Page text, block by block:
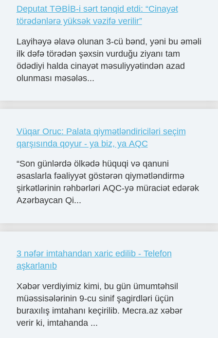
Deputat TƏBİB-i sərt tənqid etdi: “Cinayət
törədənlərə yüksək vəzifə verilir”
Layihəyə əlavə olunan 3-cü bənd, yəni bu əməli
ilk dəfə törədən şəxsin vurduğu ziyanı tam
ödədiyi halda cinayət məsuliyyətindən azad
olunması məsələs...
Vüqar Oruc: Palata qiymətləndiriciləri seçim
qarşısında qoyur - ya biz, ya AQC
“Son günlərdə ölkədə hüquqi və qanuni
əsaslarla fəaliyyət göstərən qiymətləndirmə
şirkətlərinin rəhbərləri AQC-yə müraciət edərək
Azərbaycan Qi...
3 nəfər imtahandan xaric edilib - Telefon
aşkarlanıb
Xəbər verdiyimiz kimi, bu gün ümumtəhsil
müəssisələrinin 9-cu sinif şagirdləri üçün
buraxılış imtahanı keçirilib. Mecra.az xəbər
verir ki, imtahanda ...